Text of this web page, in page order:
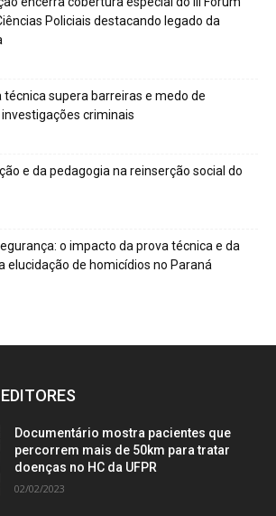
Policiais destacando legado da
técnica supera barreiras e medo de
criminais
e da pedagogia na reinserção social do
o impacto da prova técnica e da
elucidação de homicídios no Paraná
Documentário mostra pacientes que
percorrem mais de 50km para tratar
doenças no HC da UFPR
02/02/2023